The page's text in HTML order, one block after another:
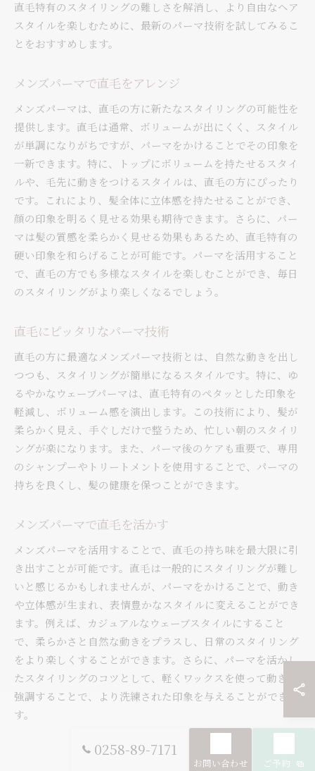
直毛特有のスタイリングの難しさを解消し、より自由なヘア
スタイルを楽しむために、最新のパーマ技術を試してみるこ
とをおすすめします。
メンズパーマで直毛をアレンジ
メンズパーマは、直毛の方に新たなスタイリングの可能性を
提供します。直毛は通常、ボリュームが出にくく、スタイル
が単調になりがちですが、パーマをかけることでその印象を
一新できます。特に、トップにボリュームを持たせるスタイ
ルや、毛先に動きをつけるスタイルは、直毛の方にぴったり
です。これにより、髪全体に立体感を持たせることができ、
顔の印象を明るく見せる効果も期待できます。さらに、パー
マは髪の質感を柔らかく見せる効果もあるため、直毛特有の
硬い印象を和らげることが可能です。パーマを活用すること
で、直毛の方でも多様なスタイルを楽しむことができ、毎日
のスタイリングがより楽しくなるでしょう。
直毛にピッタリなパーマ技術
直毛の方に最適なメンズパーマ技術とは、自然な動きを出し
つつも、スタイリングが簡単になるスタイルです。特に、ゆ
るやかなウェーブパーマは、直毛特有のペタッとした印象を
軽減し、ボリューム感を演出します。この技術により、髪が
柔らかく見え、手ぐしだけで整うため、忙しい朝のスタイリ
ングが楽になります。また、パーマ後のケアも重要で、専用
のシャンプーやトリートメントを使用することで、パーマの
持ちを良くし、髪の健康を保つことができます。
メンズパーマで直毛を活かす
メンズパーマを活用することで、直毛の持ち味を最大限に引
き出すことが可能です。直毛は一般的にスタイリングが難し
いと感じるかもしれませんが、パーマをかけることで、動き
や立体感が生まれ、表情豊かなスタイルに変えることができ
ます。例えば、カジュアルなウェーブスタイルにすること
で、柔らかさと自然な動きをプラスし、日常のスタイリング
をより楽しくすることができます。さらに、パーマを活かし
たスタイリングのコツとして、軽くワックスを使って動きを
強調することで、より洗練された印象を与えることができま
す。
0258-89-7171
お問い合わせ ご予約